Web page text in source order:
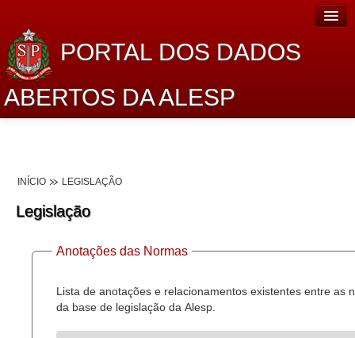
PORTAL DOS DADOS
ABERTOS DA ALESP
Dados Abertos Alesp
Lei de Acesso à Informação
Dados Governamentais Abertos
Planejamento
INÍCIO LEGISLAÇÃO
Legislação
Anotações das Normas
Lista de anotações e relacionamentos existentes entre as
da base de legislação da Alesp.